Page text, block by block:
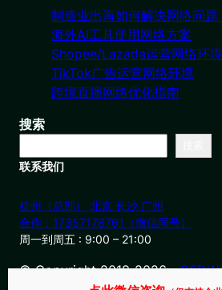
制造业出海如何解决网络问题
海外AI工具使用网络方案
Shopee/Lazada运营网络环境
TikTok广告运营网络环境
跨境直播网络优化指南
搜索
联系我们
杭州（总部） 北京 长沙 广州
合作：17357178761（微信同号）
周一到周五 : 9:00 – 21:00
© Copyright 2019-2026・